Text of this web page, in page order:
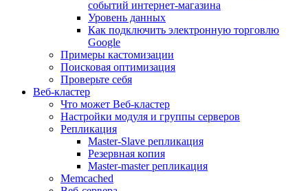
событий интернет-магазина
Уровень данных
Как подключить электронную торговлю
Google
Примеры кастомизации
Поисковая оптимизация
Проверьте себя
Веб-кластер
Что может Веб-кластер
Настройки модуля и группы серверов
Репликация
Master-Slave репликация
Резервная копия
Master-master репликация
Memcached